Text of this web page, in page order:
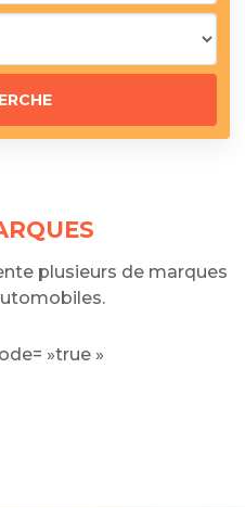
plusieurs de marques
»true »